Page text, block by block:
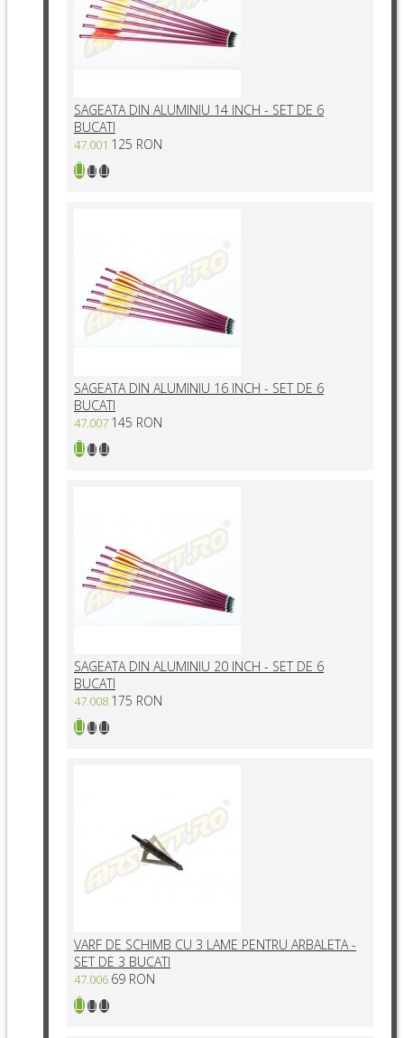
SAGEATA DIN ALUMINIU 14 INCH - SET DE 6
BUCATI
47.001 125 RON
SAGEATA DIN ALUMINIU 16 INCH - SET DE 6
BUCATI
47.007 145 RON
SAGEATA DIN ALUMINIU 20 INCH - SET DE 6
BUCATI
47.008 175 RON
VARF DE SCHIMB CU 3 LAME PENTRU ARBALETA -
SET DE 3 BUCATI
47.006 69 RON